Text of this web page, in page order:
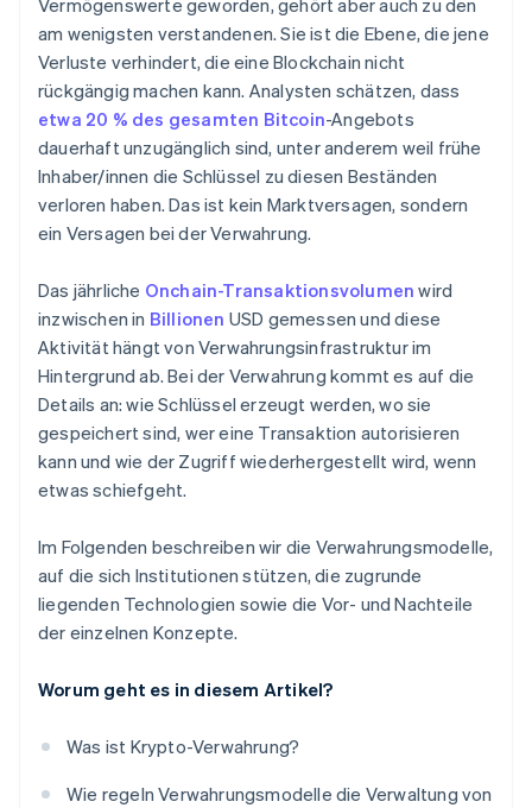
Vermögenswerte geworden, gehört aber auch zu den
am wenigsten verstandenen. Sie ist die Ebene, die jene
Verluste verhindert, die eine Blockchain nicht
rückgängig machen kann. Analysten schätzen, dass
etwa 20 % des gesamten Bitcoin-Angebots
dauerhaft unzugänglich sind, unter anderem weil frühe
Inhaber/innen die Schlüssel zu diesen Beständen
verloren haben. Das ist kein Marktversagen, sondern
ein Versagen bei der Verwahrung.
Das jährliche Onchain-Transaktionsvolumen wird
inzwischen in Billionen USD gemessen und diese
Aktivität hängt von Verwahrungsinfrastruktur im
Hintergrund ab. Bei der Verwahrung kommt es auf die
Details an: wie Schlüssel erzeugt werden, wo sie
gespeichert sind, wer eine Transaktion autorisieren
kann und wie der Zugriff wiederhergestellt wird, wenn
etwas schiefgeht.
Im Folgenden beschreiben wir die Verwahrungsmodelle,
auf die sich Institutionen stützen, die zugrunde
liegenden Technologien sowie die Vor- und Nachteile
der einzelnen Konzepte.
Worum geht es in diesem Artikel?
Was ist Krypto-Verwahrung?
Wie regeln Verwahrungsmodelle die Verwaltung von